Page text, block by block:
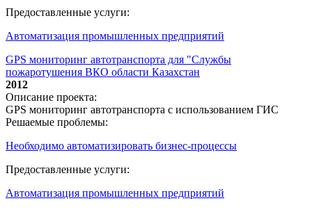
Предоставленные услуги:
Автоматизация промышленных предприятий
GPS мониторинг автотранспорта для "Службы
пожаротушения ВКО области Казахстан
2012
Описание проекта:
GPS мониторинг автотранспорта с использованием ГИС
Решаемые проблемы:
Необходимо автоматизировать бизнес-процессы
Предоставленные услуги:
Автоматизация промышленных предприятий